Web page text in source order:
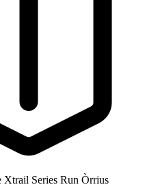
Xtrail Series Run Òrrius